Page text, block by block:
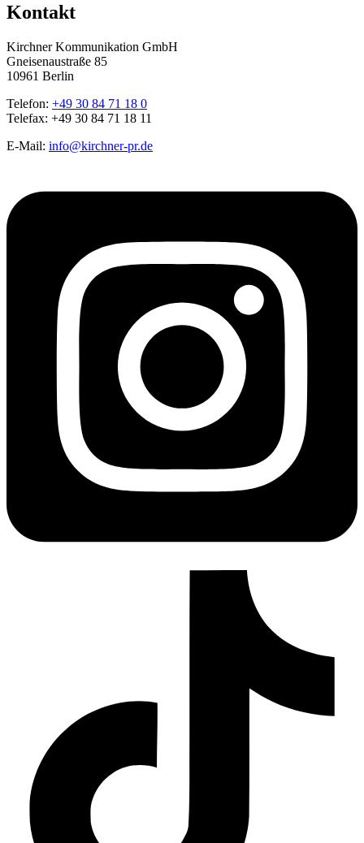
Kontakt
Kirchner Kommunikation GmbH
Gneisenaustraße 85
10961 Berlin
Telefon: +49 30 84 71 18 0
Telefax: +49 30 84 71 18 11
E-Mail: info@kirchner-pr.de